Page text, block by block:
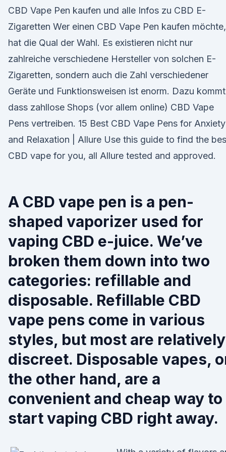
CBD Vape Pen kaufen und alle Infos zu CBD E-
Zigaretten Wer einen CBD Vape Pen kaufen möchte,
hat die Qual der Wahl. Es existieren nicht nur
zahlreiche verschiedene Hersteller von solchen E-
Zigaretten, sondern auch die Zahl verschiedener
Geräte und Funktionsweisen ist enorm. Dazu
dass zahllose Shops (vor allem online) CBD Vape
Pens vertreiben. 15 Best CBD Vape Pens for Anxiety
and Relaxation | Allure Use this guide to find the
CBD vape for you, all Allure tested and approved.
A CBD vape pen is a pen-
shaped vaporizer used for
vaping CBD e-juice. We’ve
broken them down into two
categories: refillable and
disposable. Refillable CBD
vape pens come in various
styles, but most are relatively
discreet. Disposable vapes,
the other hand, are a
convenient and cheap way to
start vaping CBD right away.